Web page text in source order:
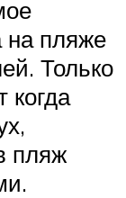
на пляже
Только
когда
пляж